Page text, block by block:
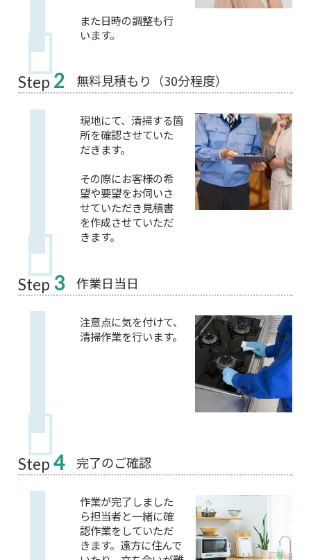
また日時の調整も行
います。
Step 2 無料見積もり（30分程度）
現地にて、清掃する箇
所を確認させていた
だきます。
その際にお客様の希
望や要望をお伺いさ
せていただき見積書
を作成させていただ
きます。
Step 3 作業日当日
注意点に気を付けて、
清掃作業を行います。
Step 4 完了のご確認
作業が完了しました
ら担当者と一緒に確
認作業をしていただ
きます。遠方に住んで